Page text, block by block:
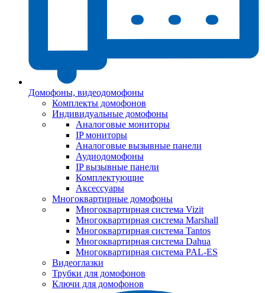
Домофоны, видеодомофоны
Комплекты домофонов
Индивидуальные домофоны
Аналоговые мониторы
IP мониторы
Аналоговые вызывные панели
Аудиодомофоны
IP вызывные панели
Комплектующие
Аксессуары
Многоквартирные домофоны
Многоквартирная система Vizit
Многоквартирная система Marshall
Многоквартирная система Tantos
Многоквартирная система Dahua
Многоквартирная система PAL-ES
Видеоглазки
Трубки для домофонов
Ключи для домофонов